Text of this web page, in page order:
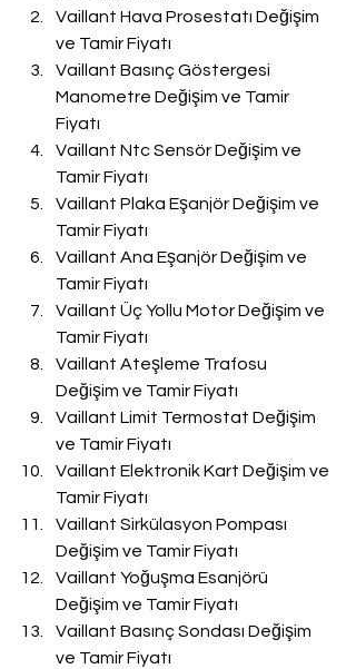
Vaillant Hava Prosestatı Değişim
ve Tamir Fiyatı
Vaillant Basınç Göstergesi
Manometre Değişim ve Tamir
Fiyatı
Vaillant Ntc Sensör Değişim ve
Tamir Fiyatı
Vaillant Plaka Eşanjör Değişim ve
Tamir Fiyatı
Vaillant Ana Eşanjör Değişim ve
Tamir Fiyatı
Vaillant Üç Yollu Motor Değişim ve
Tamir Fiyatı
Vaillant Ateşleme Trafosu
Değişim ve Tamir Fiyatı
Vaillant Limit Termostat Değişim
ve Tamir Fiyatı
Vaillant Elektronik Kart Değişim ve
Tamir Fiyatı
Vaillant Sirkülasyon Pompası
Değişim ve Tamir Fiyatı
Vaillant Yoğuşma Esanjörü
Değişim ve Tamir Fiyatı
Vaillant Basınç Sondası Değişim
ve Tamir Fiyatı